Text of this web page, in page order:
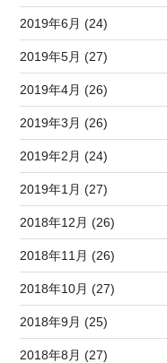
2019年6月 (24)
2019年5月 (27)
2019年4月 (26)
2019年3月 (26)
2019年2月 (24)
2019年1月 (27)
2018年12月 (26)
2018年11月 (26)
2018年10月 (27)
2018年9月 (25)
2018年8月 (27)